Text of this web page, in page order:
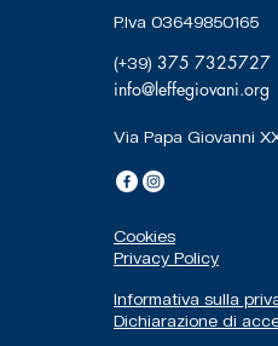
P.Iva 03649850165
(+39) 375 7325727
info@leffegiovani.org
Via Papa Giovanni
Cookies
Privacy Policy
Informativa sulla
Dichiarazione di